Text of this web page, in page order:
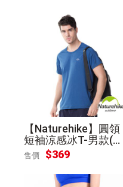
【Naturehike】圓領
短袖涼感冰T-男款(深
海藍XXL)
售價 $369